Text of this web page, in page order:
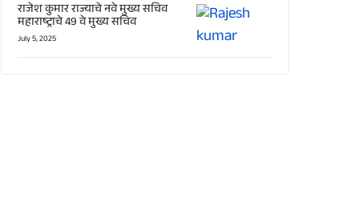
राजेश कुमार राज्याचे नवे मुख्य सचिव
महाराष्ट्राचे 49 वे मुख्य सचिव
July 5, 2025